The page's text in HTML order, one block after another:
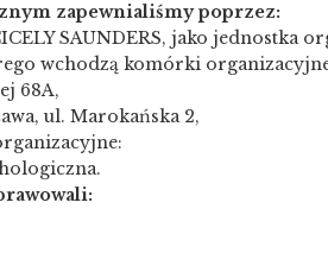
zapewnialiśmy poprzez:
SAUNDERS, jako jednostka
wchodzą komórki
68A,
ul. Marokańska 2,